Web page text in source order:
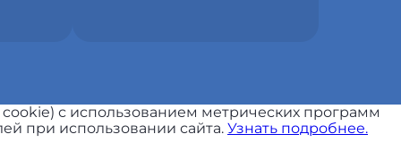
с использованием метрических программ
при использовании сайта. Узнать подробнее.